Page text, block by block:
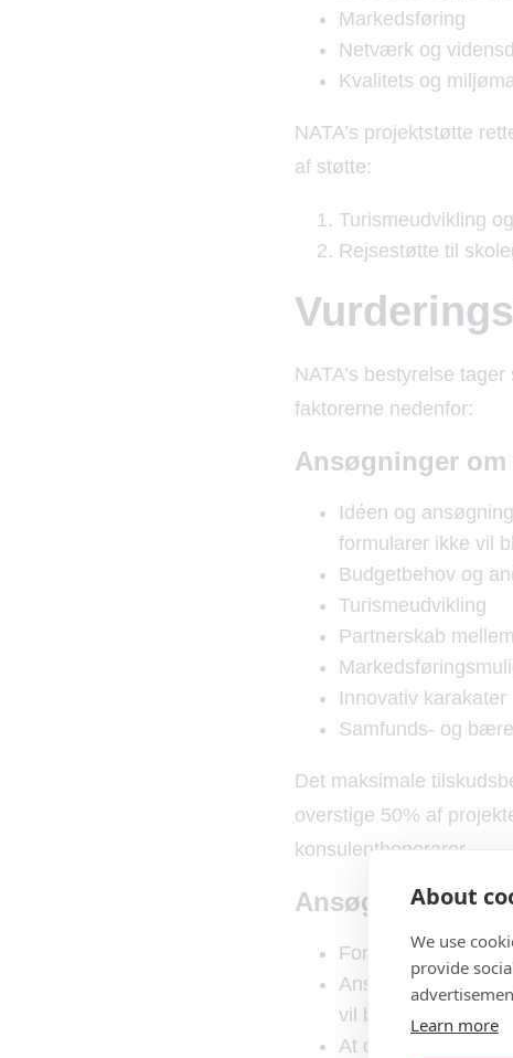
Markedsføring
Netværk og
Kvalitets og
NATA’s projektstøtte
af støtte:
Turismeudvikling
Rejsestøtte til
NATA’s bestyrelse
faktorerne nedenfor:
Ansøgninger
Idéen og
formularer ikke vil
Budgetbehov og
Turismeudvikling
Partnerskab
Innovativ karakater
Samfunds- og
Det maksimale
overstige 50% af
konsulenthonorarer.
Ansøgninger
Formålet med
Ansøgningens
vil blive taget i
At der lægges vægt
About
We use
provide
Learn more